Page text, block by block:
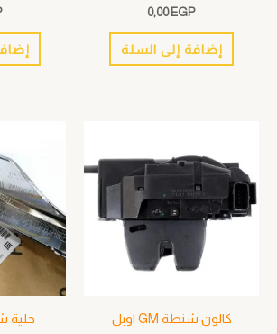
0,00 EGP
إضافة إلى السلة
كالون شنطة GM اوبل